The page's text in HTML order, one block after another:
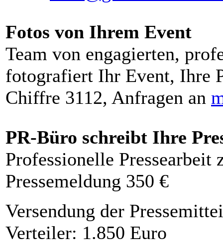
Fotos von Ihrem Event
Team von engagierten,
fotografiert Ihr Event, Ihre
Chiffre 3112, Anfragen an
PR-Büro schreibt Ihre
Professionelle Pressearbeit
Pressemeldung 350 €
Versendung der
Verteiler: 1.850 Euro